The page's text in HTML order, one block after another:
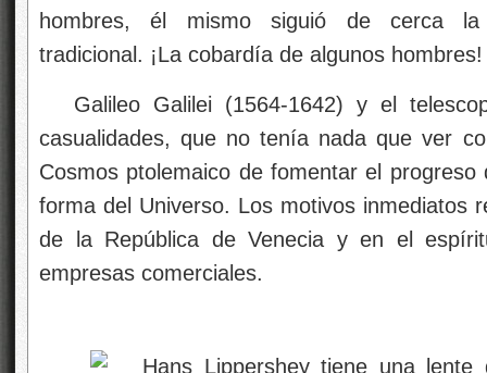
hombres, él mismo siguió de cerca la
tradicional. ¡La cobardía de algunos hombres!
Galileo Galilei (1564-1642) y el
casualidades, que no tenía nada que ver
Cosmos ptolemaico de fomentar el
forma del Universo. Los motivos inmediatos
de la República de Venecia y en el
empresas comerciales.